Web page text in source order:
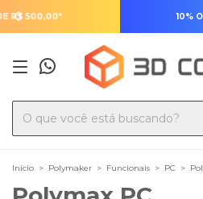
10% OFF EM TODO O SITE
Início > Polymaker > Funcionais > PC >